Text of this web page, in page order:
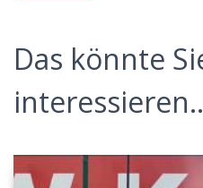
Das könnte